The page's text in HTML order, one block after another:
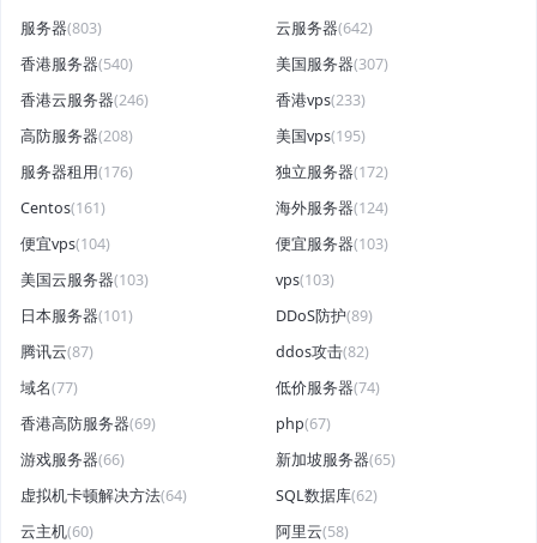
服务器(803) 云服务器(642)
香港服务器(540) 美国服务器(307)
香港云服务器(246) 香港vps(233)
高防服务器(208) 美国vps(195)
服务器租用(176) 独立服务器(172)
Centos(161) 海外服务器(124)
便宜vps(104) 便宜服务器(103)
美国云服务器(103) vps(103)
日本服务器(101) DDoS防护(89)
腾讯云(87) ddos攻击(82)
域名(77) 低价服务器(74)
香港高防服务器(69) php(67)
游戏服务器(66) 新加坡服务器(65)
虚拟机卡顿解决方法(64) SQL数据库(62)
云主机(60) 阿里云(58)